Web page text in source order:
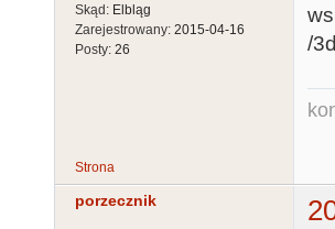
Skąd: Elbląg
Zarejestrowany: 2015-04-16
Posty: 26
/
Strona
porzecznik